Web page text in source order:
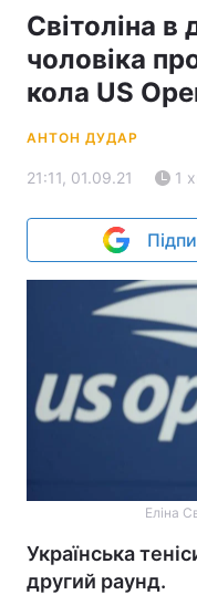
Світоліна
чоловіка
кола US
АНТОН ДУДАР
21:11, 01.09.21 1
Еліна
Українська
другий раунд.